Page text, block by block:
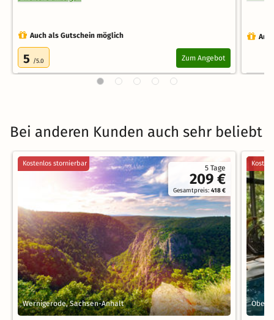
Auch als Gutschein möglich
5 /5.0 Zum Angebot
Bei anderen Kunden auch sehr beliebt
5 Tage
209 €
Gesamtpreis:418 €
Kostenlos stornierbar
Wernigerode, Sachsen-Anhalt